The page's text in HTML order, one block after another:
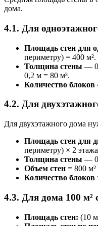
дома.
4.1. Для
Площадь стен для
периметру) = 400 м².
Толщина стены —
0,2 м = 80 м³.
Количество блоков
4.2. Для
Для двухэтажного дома
Площадь стен для
периметру) × 2
Толщина стены —
Объем стен = 800
Количество блоков
4.3. Для дома 100 м²
Площадь стен: (10